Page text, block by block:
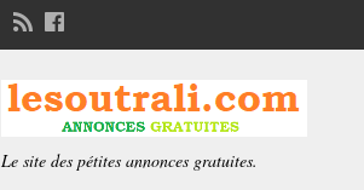
Le site des pétites annonces gratuites.